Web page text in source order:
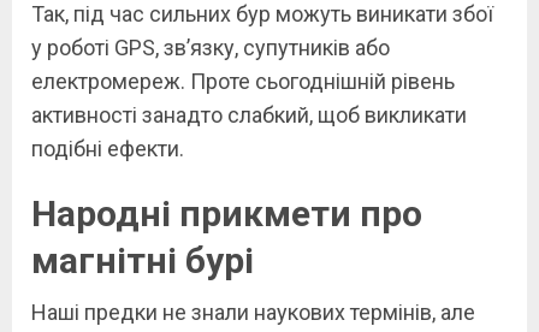
Так, під час сильних бур можуть виникати збої
у роботі GPS, зв’язку, супутників або
електромереж. Проте сьогоднішній рівень
активності занадто слабкий, щоб викликати
подібні ефекти.
Народні прикмети про
магнітні бурі
Наші предки не знали наукових термінів, але